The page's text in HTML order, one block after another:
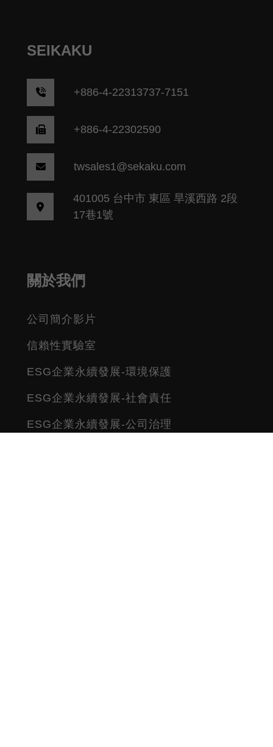
SEIKAKU
+886-4-22313737-7151
+886-4-22302590
twsales1@sekaku.com
401005 台中市 東區 旱溪西路 2段
17巷1號
關於我們
公司簡介影片
信賴性實驗室
ESG企業永續發展-環境保護
ESG企業永續發展-社會責任
ESG企業永續發展-公司治理